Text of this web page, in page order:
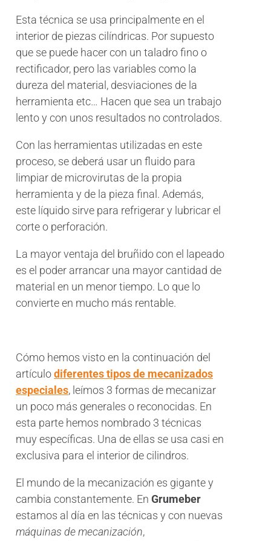
Esta técnica se usa principalmente en el
interior de piezas cilíndricas. Por supuesto
que se puede hacer con un taladro fino o
rectificador, pero las variables como la
dureza del material, desviaciones de la
herramienta etc… Hacen que sea un trabajo
lento y con unos resultados no controlados.
Con las herramientas utilizadas en este
proceso, se deberá usar un fluido para
limpiar de microvirutas de la propia
herramienta y de la pieza final. Además,
este líquido sirve para refrigerar y lubricar el
corte o perforación.
La mayor ventaja del bruñido con el lapeado
es el poder arrancar una mayor cantidad de
material en un menor tiempo. Lo que lo
convierte en mucho más rentable.
Cómo hemos visto en la continuación del
artículodiferentes tipos de mecanizados
especiales, leímos 3 formas de mecanizar
un poco más generales o reconocidas. En
esta parte hemos nombrado 3 técnicas
muy específicas. Una de ellas se usa casi en
exclusiva para el interior de cilindros.
El mundo de la mecanización es gigante y
cambia constantemente. En Grumeber
estamos al día en las técnicas y con nuevas
máquinas de mecanización,